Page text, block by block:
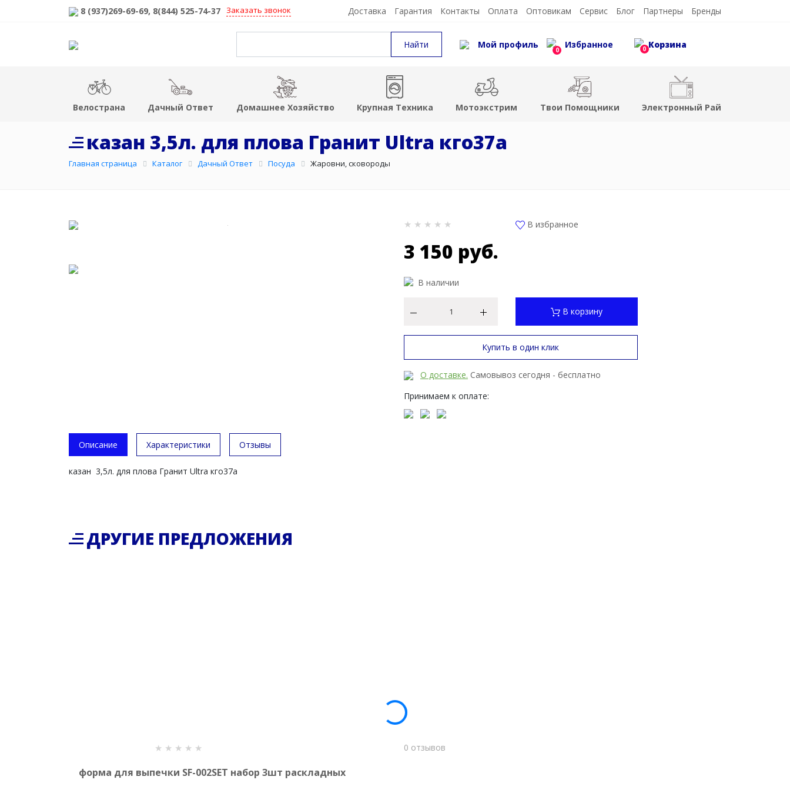
8 (937)269-69-69, 8(844) 525-74-37 Заказать звонок Доставка Гарантия Контакты Оплата Оптовикам Сервис Блог Партнеры Бренды
Мой профиль Избранное
0 Корзина
0
Велострана Дачный Ответ Домашнее Хозяйство Крупная Техника Мотоэкстрим Твои Помощники Электронный Рай
казан 3,5л. для плова Гранит Ultra кго37а
Главная страница Каталог Дачный Ответ Посуда Жаровни, сковороды
В избранное
3 150 руб.
В наличии
В корзину
Купить в один клик
О доставке. Самовывоз сегодня - бесплатно
Принимаем к оплате:
Описание Характеристики Отзывы
казан 3,5л. для плова Гранит Ultra кго37а
ДРУГИЕ ПРЕДЛОЖЕНИЯ
0 отзывов
форма для выпечки SF-002SET набор 3шт раскладных